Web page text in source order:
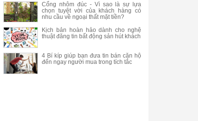
Cổng nhôm đúc - Vì sao là sự lựa
chọn tuyệt vời của khách hàng có
nhu cầu về ngoại thất mặt tiền?
Kịch bản hoàn hảo dành cho nghệ
thuật đăng tin bất động sản hút khách
4 Bí kíp giúp bạn đưa tin bán căn hộ
đến ngay người mua trong tích tắc